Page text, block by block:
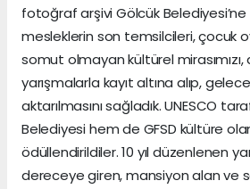
fotoğraf arşivi Gölcük
mesleklerin son temsilcileri, çocuk
somut olmayan kültürel
yarışmalarla kayıt altına alıp,
aktarılmasını sağladık. UNESCO
Belediyesi hem de GFSD kültüre
ödüllendirildiler. 10 yıl düzenlenen
dereceye giren, mansiyon alan ve